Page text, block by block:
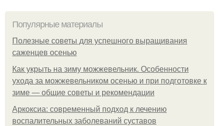
Популярные материалы
Полезные советы для успешного выращивания
саженцев осенью
Как укрыть на зиму можжевельник. Особенности
ухода за можжевельником осенью и при подготовке к
зиме — общие советы и рекомендации
Аркоксиа: современный подход к лечению
воспалительных заболеваний суставов